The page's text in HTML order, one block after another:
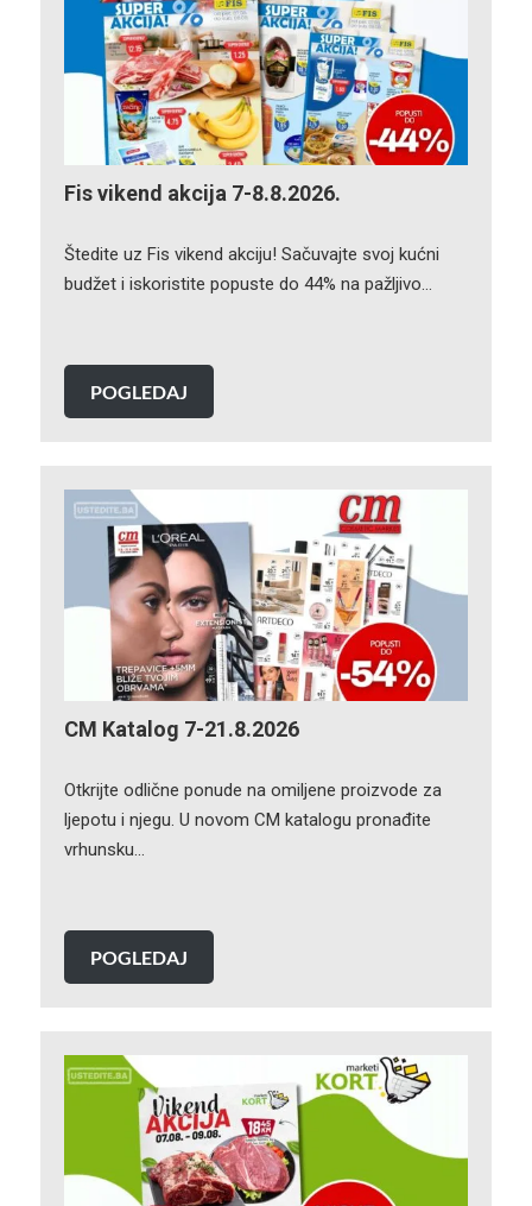
Fis vikend akcija 7-8.8.2026.
Štedite uz Fis vikend akciju! Sačuvajte svoj kućni
budžet i iskoristite popuste do 44% na pažljivo…
POGLEDAJ
CM Katalog 7-21.8.2026
Otkrijte odlične ponude na omiljene proizvode za
ljepotu i njegu. U novom CM katalogu pronađite
vrhunsku…
POGLEDAJ